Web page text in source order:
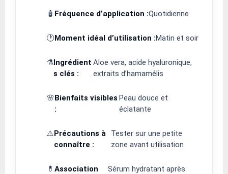
🧴 Fréquence d’application :Quotidienne
🕐Moment idéal d’utilisation :Matin et soir
⚗️Ingrédient
s clés :
Aloe vera, acide hyaluronique,
extraits d’hamamélis
🌸Bienfaits visibles
:
Peau douce et
éclatante
⚠️Précautions à
connaître :
Tester sur une petite
zone avant utilisation
💊 Association
Sérum hydratant après